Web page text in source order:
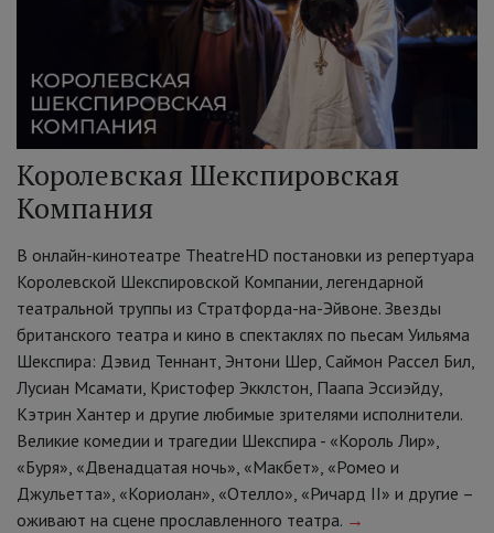
Королевская Шекспировская
Компания
В онлайн-кинотеатре TheatreHD постановки из репертуара
Королевской Шекспировской Компании, легендарной
театральной труппы из Стратфорда-на-Эйвоне. Звезды
британского театра и кино в спектаклях по пьесам Уильяма
Шекспира: Дэвид Теннант, Энтони Шер, Саймон Рассел Бил,
Лусиан Мсамати, Кристофер Экклстон, Паапа Эссиэйду,
Кэтрин Хантер и другие любимые зрителями исполнители.
Великие комедии и трагедии Шекспира - «Король Лир»,
«Буря», «Двенадцатая ночь», «Макбет», «Ромео и
Джульетта», «Кориолан», «Отелло», «Ричард II» и другие –
оживают на сцене прославленного театра. →